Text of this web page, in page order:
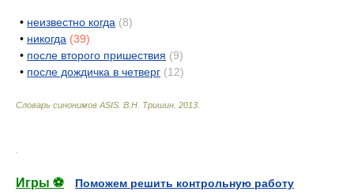
• неизвестно когда (8)
• никогда (39)
• после второго пришествия (9)
• после дождичка в четверг (12)
Словарь синонимов ASIS. В.Н. Тришин 2013
Игры ⚽
Поможем решить контрольную работу